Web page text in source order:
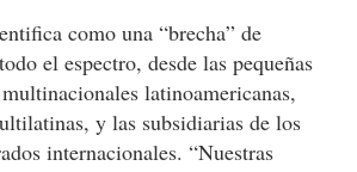
como una “brecha” de
el espectro, desde las pequeñas
latinoamericanas,
y las subsidiarias de los
internacionales. “Nuestras